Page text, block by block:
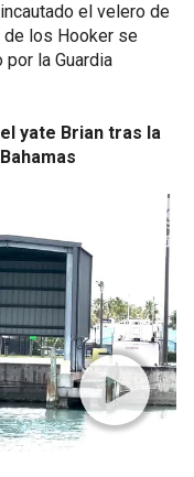
el velero de
los Hooker se
por la Guardia
yate Brian tras la